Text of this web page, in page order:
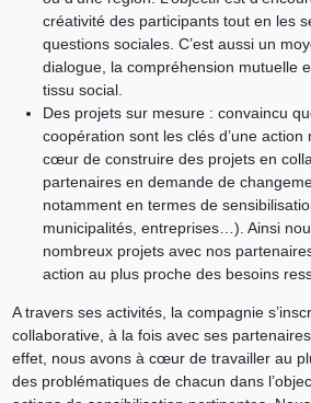
créativité des participants tout en les
questions sociales. C’est aussi un
dialogue, la compréhension mutuelle
tissu social.
Des projets sur mesure : convaincu
coopération sont les clés d’une action
cœur de construire des projets en
partenaires en demande de
notamment en termes de
municipalités, entreprises…). Ainsi
nombreux projets avec nos
action au plus proche des besoins
A travers ses activités, la compagnie
collaborative, à la fois avec ses
effet, nous avons à cœur de travailler au
des problématiques de chacun dans